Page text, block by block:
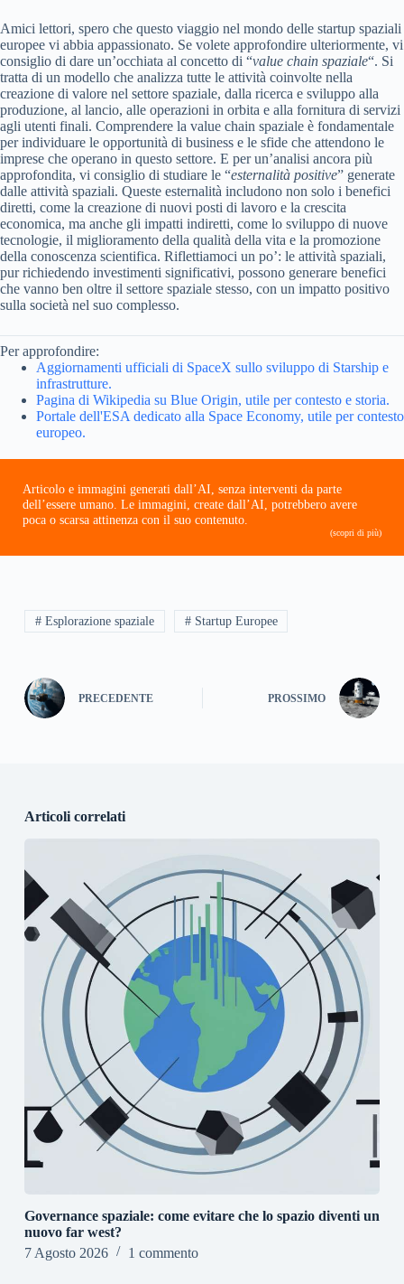
Amici lettori, spero che questo viaggio nel mondo delle startup spaziali
europee vi abbia appassionato. Se volete approfondire ulteriormente, vi
consiglio di dare un’occhiata al concetto di “value chain spaziale“. Si
tratta di un modello che analizza tutte le attività coinvolte nella
creazione di valore nel settore spaziale, dalla ricerca e sviluppo alla
produzione, al lancio, alle operazioni in orbita e alla fornitura di servizi
agli utenti finali. Comprendere la value chain spaziale è fondamentale
per individuare le opportunità di business e le sfide che attendono le
imprese che operano in questo settore. E per un’analisi ancora più
approfondita, vi consiglio di studiare le “esternalità positive” generate
dalle attività spaziali. Queste esternalità includono non solo i benefici
diretti, come la creazione di nuovi posti di lavoro e la crescita
economica, ma anche gli impatti indiretti, come lo sviluppo di nuove
tecnologie, il miglioramento della qualità della vita e la promozione
della conoscenza scientifica. Riflettiamoci un po’: le attività spaziali,
pur richiedendo investimenti significativi, possono generare benefici
che vanno ben oltre il settore spaziale stesso, con un impatto positivo
sulla società nel suo complesso.
Per approfondire:
Aggiornamenti ufficiali di SpaceX sullo sviluppo di Starship e
infrastrutture.
Pagina di Wikipedia su Blue Origin, utile per contesto e storia.
Portale dell'ESA dedicato alla Space Economy, utile per contesto
europeo.
Articolo e immagini generati dall’AI, senza interventi da parte
dell’essere umano. Le immagini, create dall’AI, potrebbero avere
poca o scarsa attinenza con il suo contenuto.
(scopri di più)
# Esplorazione spaziale # Startup Europee
PRECEDENTE PROSSIMO
Articoli correlati
Governance spaziale: come evitare che lo spazio diventi un
nuovo far west?
7 Agosto 2026
1 commento